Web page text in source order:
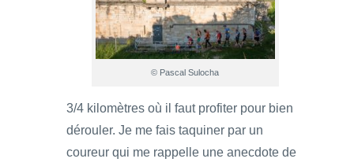
© Pascal Sulocha
3/4 kilomètres où il faut profiter pour bien
dérouler. Je me fais taquiner par un
coureur qui me rappelle une anecdote de